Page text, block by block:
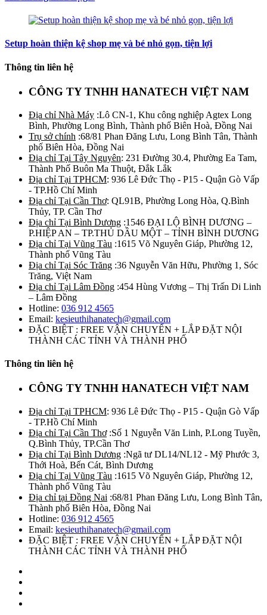
Setup hoàn thiện kệ shop mẹ và bé nhỏ gọn, tiện lợi
Thông tin liên hệ
CÔNG TY TNHH HANATECH VIỆT NAM
Địa chỉ Nhà Máy :Lô CN-1, Khu công nghiệp Agtex Long
Bình, Phường Long Bình, Thành phố Biên Hoà, Đồng Nai
Trụ sở chính :68/81 Phan Đăng Lưu, Long Bình Tân, Thành
phố Biên Hòa, Đồng Nai
Địa chỉ Tại Tây Nguyên: 231 Đường 30.4, Phường Ea Tam,
Thành Phố Buôn Ma Thuột, Đắk Lắk
Địa chỉ Tại TPHCM: 936 Lê Đức Thọ - P15 - Quận Gò Vấp
- TP.Hồ Chí Minh
Địa chỉ Tại Cần Thơ: QL91B, Phường Long Hòa, Q.Bình
Thủy, TP. Cần Thơ
Địa chỉ Tại Bình Dương :1546 ĐẠI LỘ BÌNH DƯƠNG –
P.HIỆP AN – TP.THỦ DẦU MỘT – TỈNH BÌNH DƯƠNG
Địa chỉ Tại Vũng Tàu :1615 Võ Nguyên Giáp, Phường 12,
Thành phố Vũng Tàu
Địa chỉ Tại Sóc Trăng :36 Nguyễn Văn Hữu, Phường 1, Sóc
Trăng, Việt Nam
Địa chỉ Tại Lâm Đồng :454 Hùng Vương – Thị Trấn Di Linh
– Lâm Đồng
Hotline: 036 912 4565
Email: kesieuthihanatech@gmail.com
ĐẶC BIỆT : FREE VẬN CHUYỂN + LẮP ĐẶT NỘI
THÀNH CÁC TỈNH VÀ THÀNH PHỐ
Thông tin liên hệ
CÔNG TY TNHH HANATECH VIỆT NAM
Địa chỉ Tại TPHCM: 936 Lê Đức Thọ - P15 - Quận Gò Vấp
- TP.Hồ Chí Minh
Địa chỉ Tại Cần Thơ:Số 1 Nguyễn Văn Linh, P.Long Tuyền,
Q.Bình Thủy, TP.Cần Thơ
Địa chỉ Tại Bình Dương :Ngã tư DL14/NL12 - Mỹ Phước 3,
Thới Hoà, Bến Cát, Bình Dương
Địa chỉ Tại Vũng Tàu :1615 Võ Nguyên Giáp, Phường 12,
Thành phố Vũng Tàu
Địa chỉ tại Đồng Nai :68/81 Phan Đăng Lưu, Long Bình Tân,
Thành phố Biên Hòa, Đồng Nai
Hotline: 036 912 4565
Email: kesieuthihanatech@gmail.com
ĐẶC BIỆT : FREE VẬN CHUYỂN + LẮP ĐẶT NỘI
THÀNH CÁC TỈNH VÀ THÀNH PHỐ